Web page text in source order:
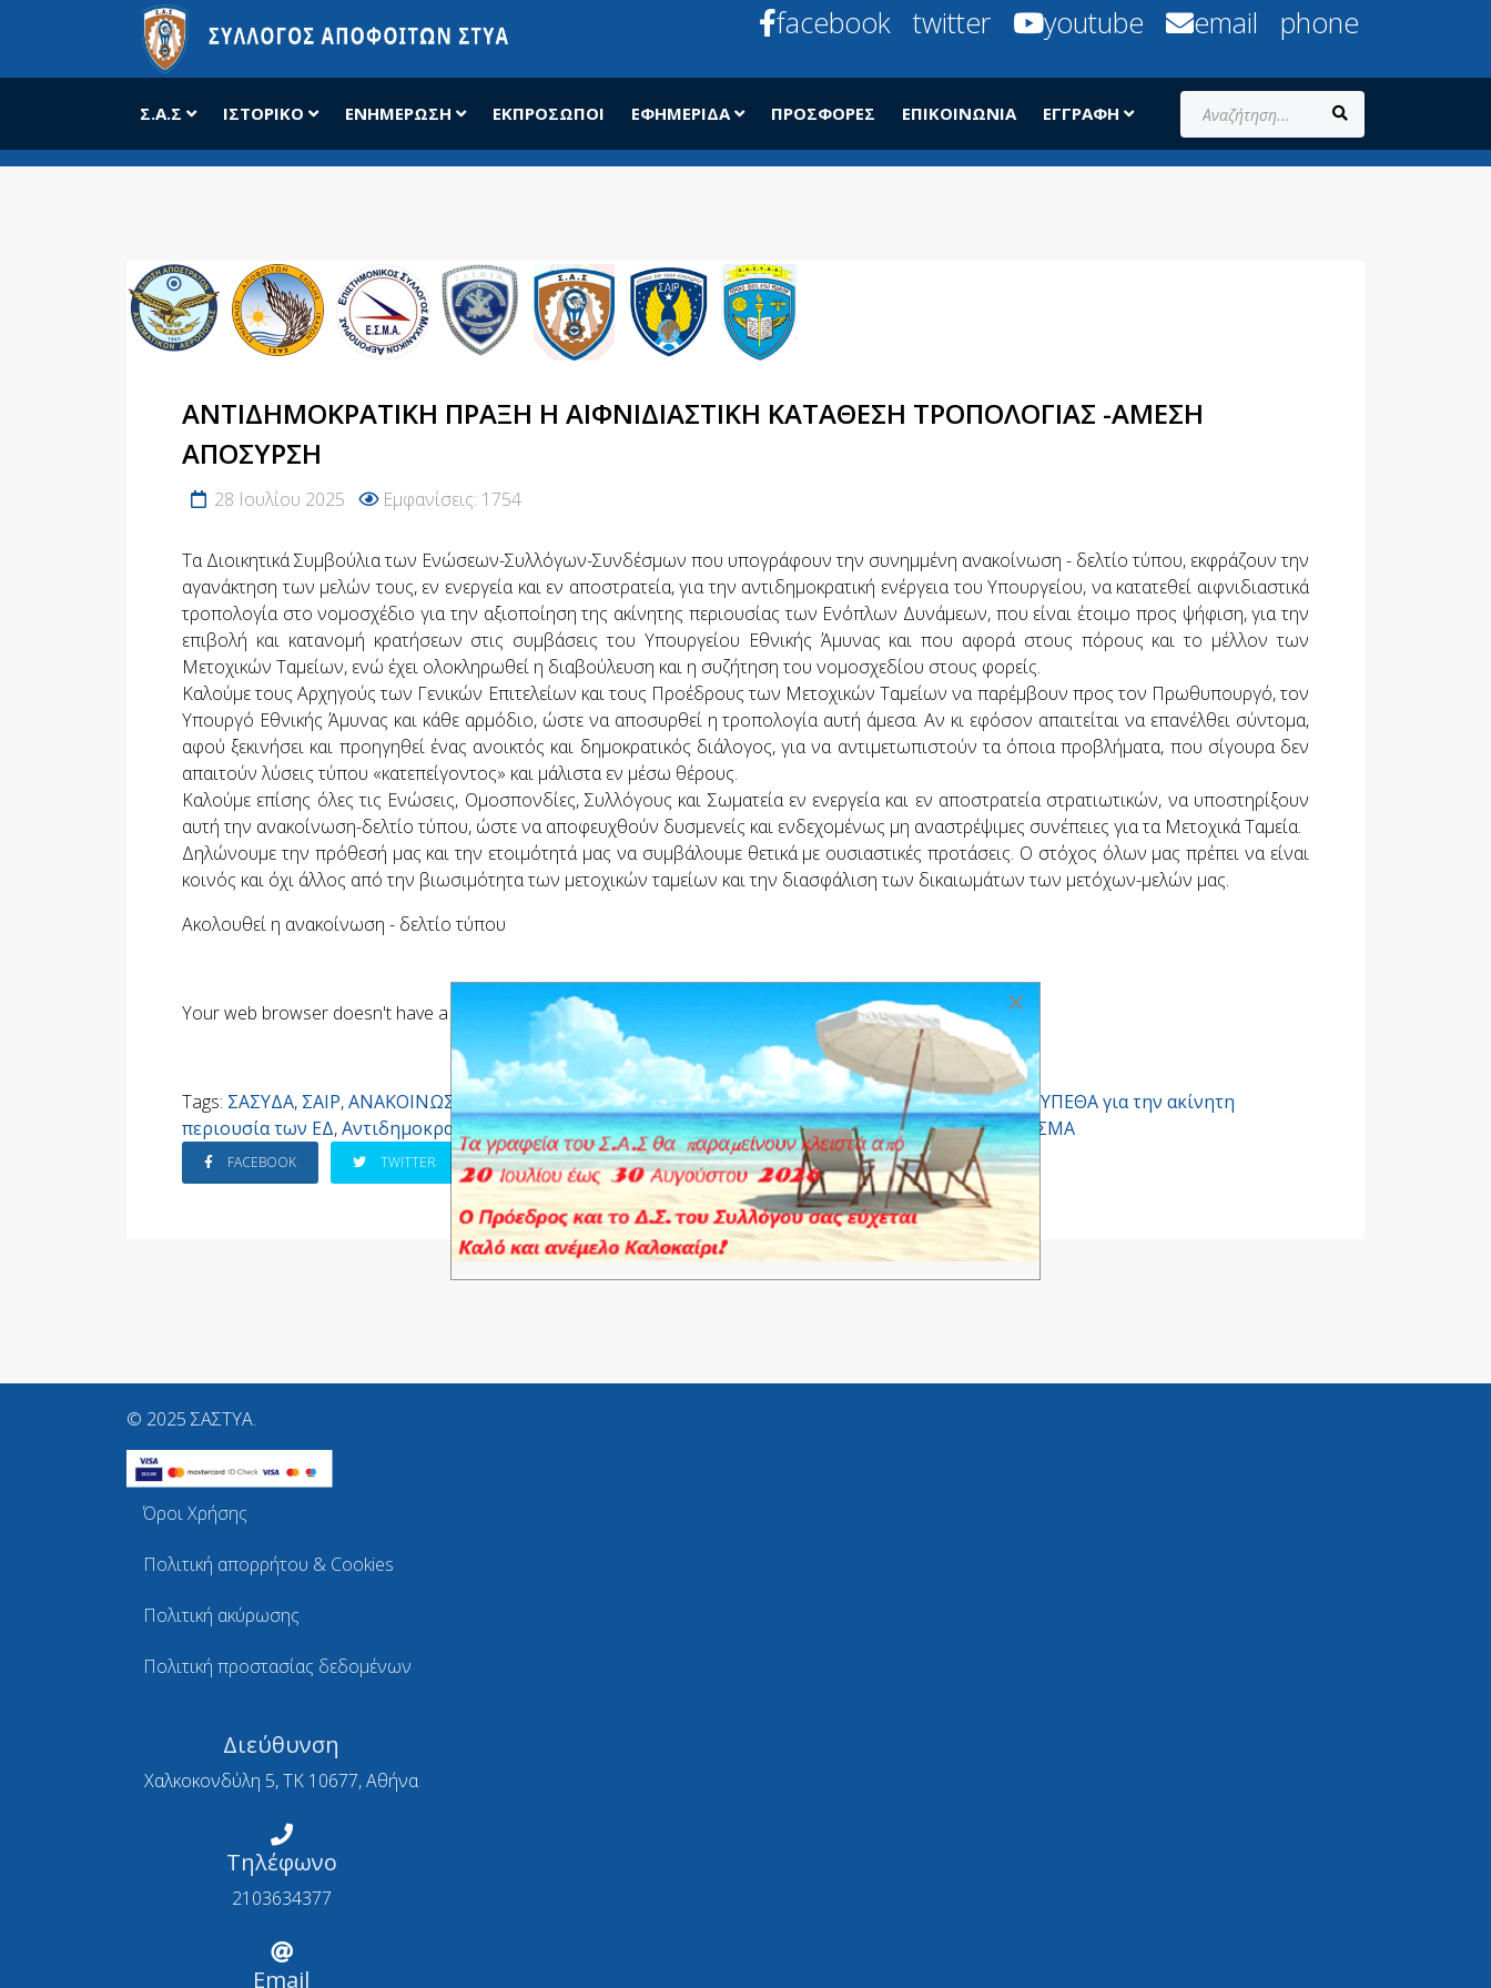
facebook twitter youtube email phone
Σ.Α.Σ ΙΣΤΟΡΙΚΌ ΕΝΗΜΈΡΩΣΗ ΕΚΠΡΌΣΩΠΟΙ ΕΦΗΜΕΡΊΔΑ ΠΡΟΣΦΟΡΈΣ ΕΠΙΚΟΙΝΩΝΊΑ ΕΓΓΡΑΦΉ Αναζήτηση...
ΑΝΤΙΔΗΜΟΚΡΑΤΙΚΉ ΠΡΆΞΗ Η ΑΙΦΝΙΔΙΑΣΤΙΚΉ ΚΑΤΆΘΕΣΗ ΤΡΟΠΟΛΟΓΊΑΣ -ΆΜΕΣΗ
ΑΠΌΣΥΡΣΗ
28 Ιουλίου 2025 Εμφανίσεις: 1754
Τα Διοικητικά Συμβούλια των Ενώσεων-Συλλόγων-Συνδέσμων που υπογράφουν την συνημμένη ανακοίνωση - δελτίο τύπου, εκφράζουν την
αγανάκτηση των μελών τους, εν ενεργεία και εν αποστρατεία, για την αντιδημοκρατική ενέργεια του Υπουργείου, να κατατεθεί αιφνιδιαστικά
τροπολογία στο νομοσχέδιο για την αξιοποίηση της ακίνητης περιουσίας των Ενόπλων Δυνάμεων, που είναι έτοιμο προς ψήφιση, για την
επιβολή και κατανομή κρατήσεων στις συμβάσεις του Υπουργείου Εθνικής Άμυνας και που αφορά στους πόρους και το μέλλον των
Μετοχικών Ταμείων, ενώ έχει ολοκληρωθεί η διαβούλευση και η συζήτηση του νομοσχεδίου στους φορείς.
Καλούμε τους Αρχηγούς των Γενικών Επιτελείων και τους Προέδρους των Μετοχικών Ταμείων να παρέμβουν προς τον Πρωθυπουργό, τον
Υπουργό Εθνικής Άμυνας και κάθε αρμόδιο, ώστε να αποσυρθεί η τροπολογία αυτή άμεσα. Αν κι εφόσον απαιτείται να επανέλθει σύντομα,
αφού ξεκινήσει και προηγηθεί ένας ανοικτός και δημοκρατικός διάλογος, για να αντιμετωπιστούν τα όποια προβλήματα, που σίγουρα δεν
απαιτούν λύσεις τύπου «κατεπείγοντος» και μάλιστα εν μέσω θέρους.
Καλούμε επίσης όλες τις Ενώσεις, Ομοσπονδίες, Συλλόγους και Σωματεία εν ενεργεία και εν αποστρατεία στρατιωτικών, να υποστηρίξουν
αυτή την ανακοίνωση-δελτίο τύπου, ώστε να αποφευχθούν δυσμενείς και ενδεχομένως μη αναστρέψιμες συνέπειες για τα Μετοχικά Ταμεία.
Δηλώνουμε την πρόθεσή μας και την ετοιμότητά μας να συμβάλουμε θετικά με ουσιαστικές προτάσεις. Ο στόχος όλων μας πρέπει να είναι
κοινός και όχι άλλος από την βιωσιμότητα των μετοχικών ταμείων και την διασφάλιση των δικαιωμάτων των μετόχων-μελών μας.
Ακολουθεί η ανακοίνωση - δελτίο τύπου
Your web browser doesn't have a PDF plugin.Instead you can click here to download the PDF file.
Tags: ΣΑΣΥΔΑ, ΣΑΙΡ,ΑΝΑΚΟΙΝΩΣΕΙΣ,ΥΕΘΑ,ΣΑΣΜΥΝ,ΥΠΕΘΑ,ΕΑΑΝ,Δενδιας,ΣΑΣΙ,Σ.Α.Σ,Σχεδιο Νομου ΥΠΕΘΑ για την ακίνητη
περιουσία των ΕΔ,Αντιδημοκρατική Πράξη,Αιφνιδια καταθεση Τροπολογιας για περιουσια των ΕΔ,ΕΣΜΑ
FACEBOOK TWITTER
© 2025 ΣΑΣΤΥΑ.
Όροι Χρήσης
Πολιτική απορρήτου & Cookies
Πολιτική ακύρωσης
Πολιτική προστασίας δεδομένων
Διεύθυνση
Χαλκοκονδύλη 5, ΤΚ 10677, Αθήνα
Τηλέφωνο
2103634377
Email
×